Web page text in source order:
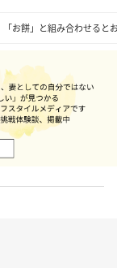
お餅」と組み合わせると